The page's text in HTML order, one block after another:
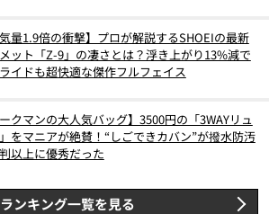
気量1.9倍の衝撃】プロが解説するSHOEIの最新
ット「Z-9」の凄さとは？浮き上がり13%減で
イドも超快適な傑作フルフェイス
ークマンの大人気バッグ】3500円の「3WAYリュ
をマニアが絶賛！“しごできカバン”が撥水防汚
以上に優秀だった
ランキング一覧を見る